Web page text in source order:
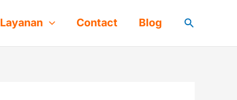
Layanan Contact Blog Cari